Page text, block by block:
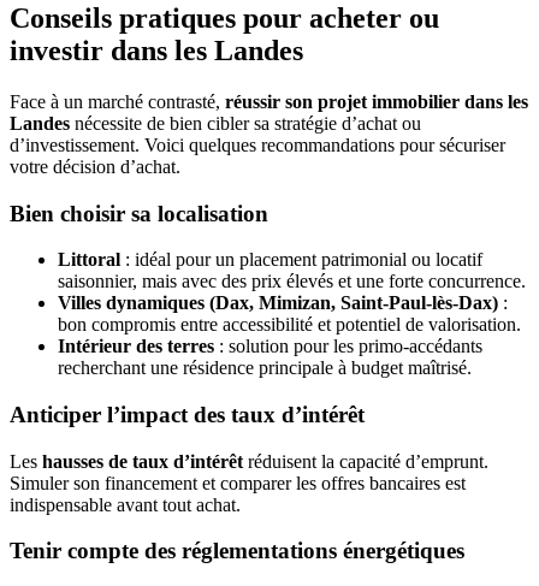
Conseils pratiques pour acheter ou
investir dans les Landes
Face à un marché contrasté, réussir son projet immobilier dans les
Landes nécessite de bien cibler sa stratégie d’achat ou
d’investissement. Voici quelques recommandations pour sécuriser
votre décision d’achat.
Bien choisir sa localisation
Littoral : idéal pour un placement patrimonial ou locatif
saisonnier, mais avec des prix élevés et une forte concurrence.
Villes dynamiques (Dax, Mimizan, Saint-Paul-lès-Dax) :
bon compromis entre accessibilité et potentiel de valorisation.
Intérieur des terres : solution pour les primo-accédants
recherchant une résidence principale à budget maîtrisé.
Anticiper l’impact des taux d’intérêt
Les hausses de taux d’intérêt réduisent la capacité d’emprunt.
Simuler son financement et comparer les offres bancaires est
indispensable avant tout achat.
Tenir compte des réglementations énergétiques